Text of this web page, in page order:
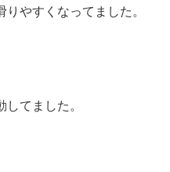
やすくなってました。
てました。